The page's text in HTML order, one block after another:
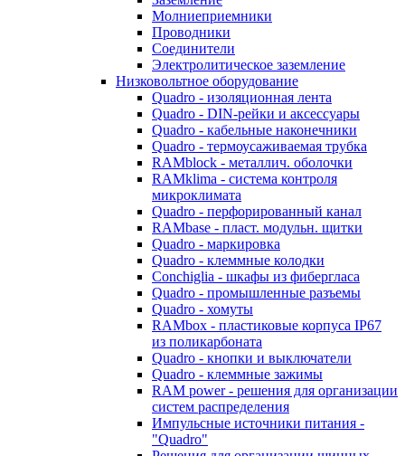
Молниеприемники
Проводники
Соединители
Электролитическое заземление
Низковольтное оборудование
Quadro - изоляционная лента
Quadro - DIN-рейки и аксессуары
Quadro - кабельные наконечники
Quadro - термоусаживаемая трубка
RAMblock - металлич. оболочки
RAMklima - система контроля
микроклимата
Quadro - перфорированный канал
RAMbase - пласт. модульн. щитки
Quadro - маркировка
Quadro - клеммные колодки
Conchiglia - шкафы из фибергласа
Quadro - промышленные разъемы
Quadro - хомуты
RAMbox - пластиковые корпуса IP67
из поликарбоната
Quadro - кнопки и выключатели
Quadro - клеммные зажимы
RAM power - решения для организации
систем распределения
Импульсные источники питания -
"Quadro"